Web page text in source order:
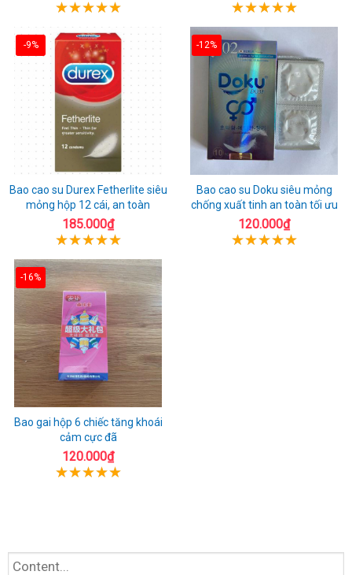
-9%
Bao cao su Durex Fetherlite siêu
mỏng hộp 12 cái, an toàn
185.000₫
-12%
Bao cao su Doku siêu mỏng
chống xuất tinh an toàn tối ưu
120.000₫
-16%
Bao gai hộp 6 chiếc tăng khoái
cảm cực đã
120.000₫